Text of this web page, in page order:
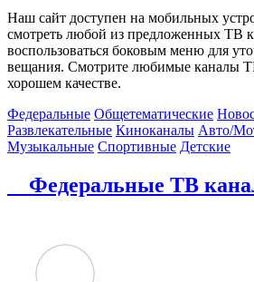
Наш сайт доступен на мобильных
смотреть любой из предложенных ТВ
воспользоваться боковым меню для
вещания. Смотрите любимые каналы
хорошем качестве.
Федеральные Общетематические
Развлекательные Киноканалы Авто/
Музыкальные Спортивные Детские
Федеральные ТВ